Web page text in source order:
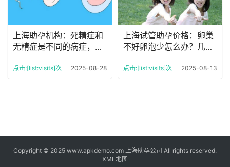
上海助孕机构：死精症和
无精症是不同的病症，你
点击:[list:visits]次 2025-08-28
上海试管助孕价格：卵巢
不好卵泡少怎么办？几个
点击:[list:visits]次 2025-08-13
Copyright © 2025 www.apkdemo.com 上海助孕公司 All rights reserved.
XML地图